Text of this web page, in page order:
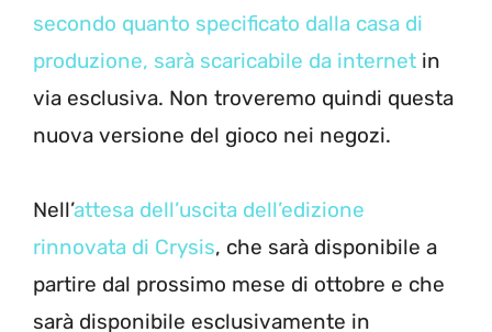
secondo quanto specificato dalla casa di
produzione, sarà scaricabile da internet in
via esclusiva. Non troveremo quindi questa
nuova versione del gioco nei negozi.
Nell’attesa dell’uscita dell’edizione
rinnovata di Crysis, che sarà disponibile a
partire dal prossimo mese di ottobre e che
sarà disponibile esclusivamente in